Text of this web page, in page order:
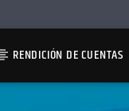
RENDICIÓN DE CUENTAS